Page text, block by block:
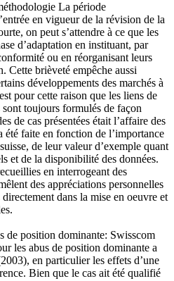
La période
en vigueur de la révision de la
on peut s’attendre à ce que les
d’adaptation en instituant, par
ou en réorganisant leurs
Cette brièveté empêche aussi
développements des marchés à
pour cette raison que les liens de
toujours formulés de façon
de cas présentées était l’affaire des
été faite en fonction de l’importance
de leur valeur d’exemple quant
et de la disponibilité des données.
en interrogeant des
des appréciations personnelles
dans la mise en oeuvre et
de position dominante: Swisscom
les abus de position dominante a
en particulier les effets d’une
Bien que le cas ait été qualifié